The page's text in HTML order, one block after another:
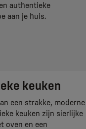
authentieke
aan je huis.
keuken
een strakke, moderne
keuken zijn sierlijke
oven en een